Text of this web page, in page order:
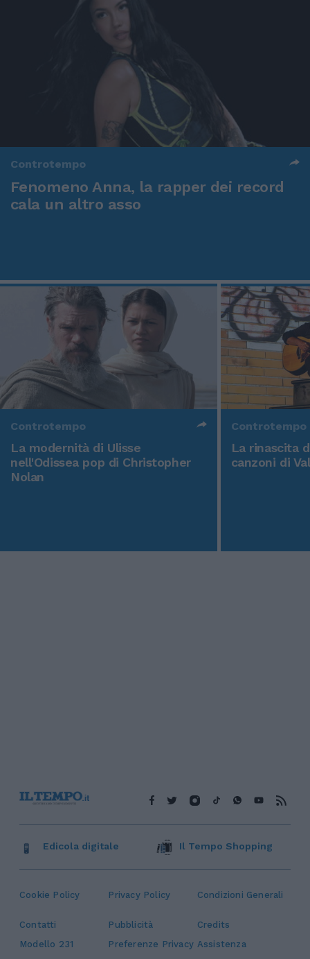
Controtempo
Fenomeno Anna, la rapper dei record
cala un altro asso
Controtempo
La modernità di Ulisse
nell'Odissea pop di Christopher
Nolan
Controtempo
La rinascita
canzoni di
Cookie Policy Privacy Policy Condizioni Generali
Contatti Pubblicità
Credits
Modello 231
Preferenze Privacy Assistenza
Edicola digitale Il Tempo Shopping